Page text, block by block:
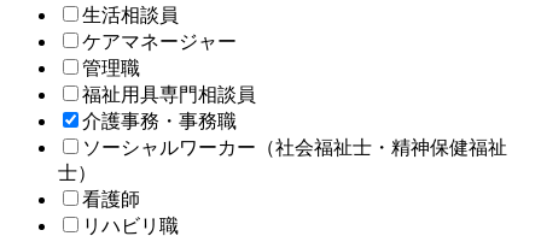
生活相談員
ケアマネージャー
管理職
福祉用具専門相談員
介護事務・事務職
ソーシャルワーカー（社会福祉士・精神保健福祉
士）
看護師
リハビリ職